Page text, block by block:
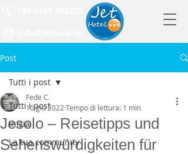
Post
Tutti i post
Inizia
La tua community
Tutti i post
Jesolo – Reisetipps und
Sehenswürdigkeiten für
Fede C.
10 giu 2022 Tempo di lettura: 1 min